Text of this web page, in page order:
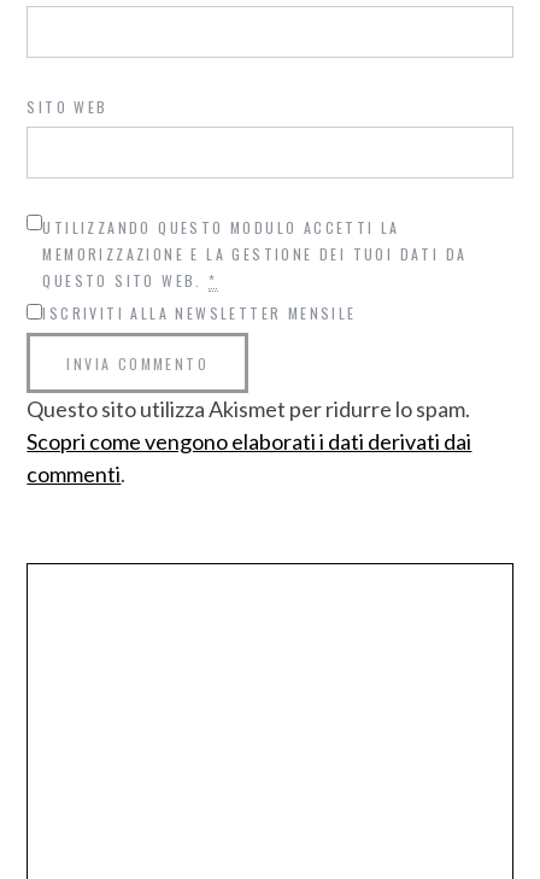
SITO WEB
UTILIZZANDO QUESTO MODULO ACCETTI LA
MEMORIZZAZIONE E LA GESTIONE DEI TUOI DATI DA
QUESTO SITO WEB.*
ISCRIVITI ALLA NEWSLETTER MENSILE
Questo sito utilizza Akismet per ridurre lo spam.
Scopri come vengono elaborati i dati derivati dai
commenti.